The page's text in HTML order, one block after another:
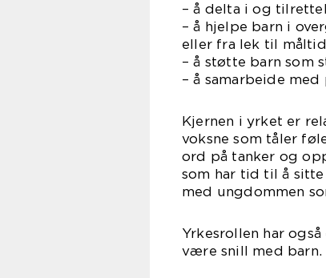
– å delta i og
– å hjelpe barn i
eller fra lek til måltid
– å støtte barn som
– å samarbeide
Kjernen i yrket er
voksne som tåler
ord på tanker og
som har tid til å
med ungdommen
Yrkesrollen har
være snill med barn.